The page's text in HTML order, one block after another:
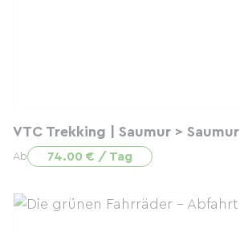
VTC Trekking | Saumur > Saumur
Ab 74.00 € / Tag